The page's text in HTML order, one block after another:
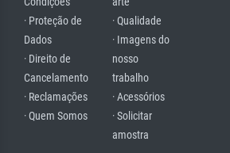
· Proteção de
Dados
· Direito de
Cancelamento
· Reclamações
· Quem Somos
· Qualidade
· Imagens do
nosso
trabalho
· Acessórios
· Solicitar
amostra